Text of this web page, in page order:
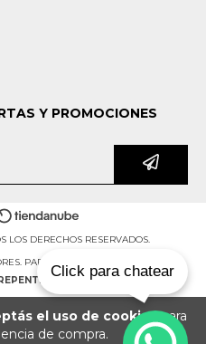
el uso de cookiespara
de compra.
Y PROMOCIONES
LOS DERECHOS RESERVADOS.
PARA RECLAMOS
Click para chatear